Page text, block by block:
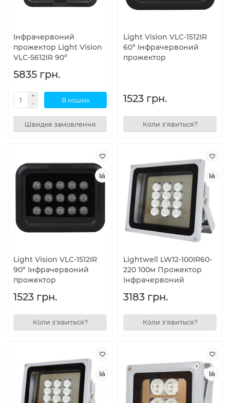
Інфрачервоний
прожектор Light Vision
VLC-5612IR 90°
5835 грн.
В кошик
Швидке замовлення
Light Vision VLC-1512IR
60° Інфрачервоний
прожектор
1523 грн.
Коли з'явиться?
Light Vision VLC-1512IR
90° Інфрачервоний
прожектор
1523 грн.
Коли з'явиться?
Lightwell LW12-100IR60-
220 100м Прожектор
інфрачервоний
3183 грн.
Коли з'явиться?